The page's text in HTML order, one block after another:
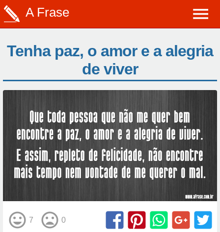
A Frase
Tenha paz, o amor e a alegria
de viver
7 0